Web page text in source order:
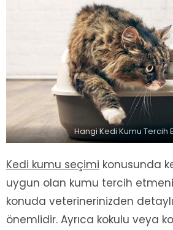
Hangi Kedi Kumu Tercih
Kedi kumu seçimi konusunda
uygun olan kumu tercih
konuda veterinerinizden
önemlidir. Ayrıca kokulu veya